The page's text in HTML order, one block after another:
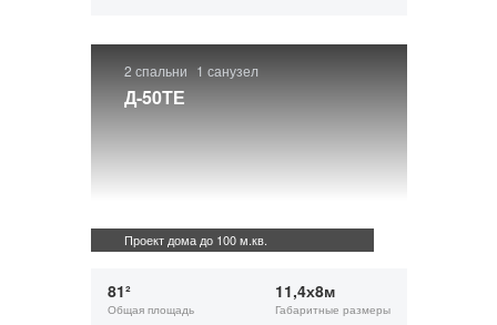
2 спальни 1 санузел
Д-50ТЕ
Проект дома до 100 м.кв.
81²
Общая площадь
11,4х8м
Габаритные размеры